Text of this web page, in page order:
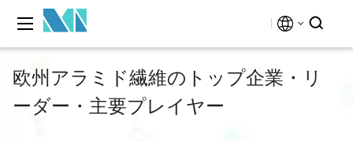
欧州アラミド繊維のトップ企業・リ
ーダー・主要プレイヤー